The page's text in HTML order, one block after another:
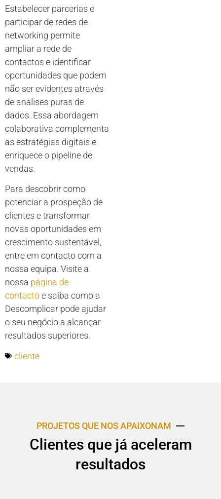
Estabelecer parcerias e
participar de redes de
networking permite
ampliar a rede de
contactos e identificar
oportunidades que podem
não ser evidentes através
de análises puras de
dados. Essa abordagem
colaborativa complementa
as estratégias digitais e
enriquece o pipeline de
vendas.
Para descobrir como
potenciar a prospeção de
clientes e transformar
novas oportunidades em
crescimento sustentável,
entre em contacto com a
nossa equipa. Visite a
nossa página de
contactoe saiba como a
Descomplicar pode ajudar
o seu negócio a alcançar
resultados superiores.
cliente
PROJETOS QUE NOS APAIXONAM
Clientes que já aceleram
resultados